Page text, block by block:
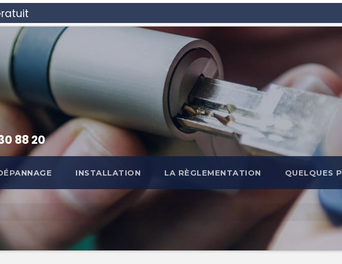
88 20
INSTALLATION LA RÈGLEMENTATION QUELQUES